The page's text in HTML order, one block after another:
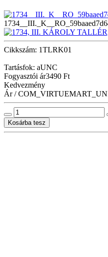
Cikkszám: 1TLRK01
Tartásfok: aUNC
Fogyasztói ár3490 Ft
Kedvezmény
Ár /